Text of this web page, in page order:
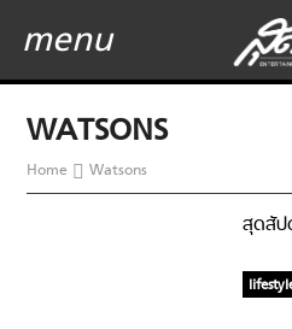
menu
WATSONS
Home Watsons
สุดสัป